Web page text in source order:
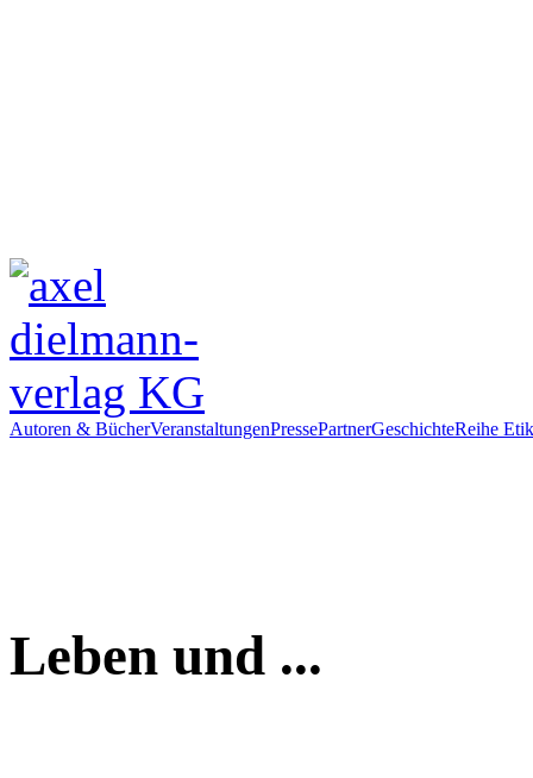
Autoren & BücherVeranstaltungenPressePartnerGeschichteReihe
Leben und ...